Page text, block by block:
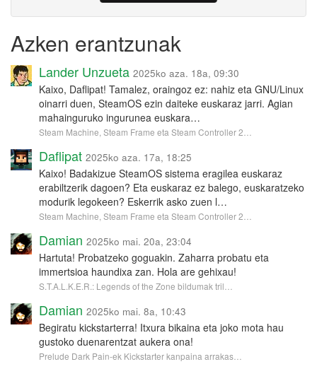
Azken erantzunak
Lander Unzueta 2025ko aza. 18a, 09:30
Kaixo, Daflipat! Tamalez, oraingoz ez: nahiz eta GNU/Linux
oinarri duen, SteamOS ezin daiteke euskaraz jarri. Agian
mahainguruko ingurunea euskara…
Steam Machine, Steam Frame eta Steam Controller 2…
Daflipat 2025ko aza. 17a, 18:25
Kaixo! Badakizue SteamOS sistema eragilea euskaraz
erabiltzerik dagoen? Eta euskaraz ez balego, euskaratzeko
modurik legokeen? Eskerrik asko zuen l…
Steam Machine, Steam Frame eta Steam Controller 2…
Damian 2025ko mai. 20a, 23:04
Hartuta! Probatzeko goguakin. Zaharra probatu eta
immertsioa haundixa zan. Hola are gehixau!
S.T.A.L.K.E.R.: Legends of the Zone bildumak tril…
Damian 2025ko mai. 8a, 10:43
Begiratu kickstarterra! Itxura bikaina eta joko mota hau
gustoko duenarentzat aukera ona!
Prelude Dark Pain-ek Kickstarter kanpaina arrakas…